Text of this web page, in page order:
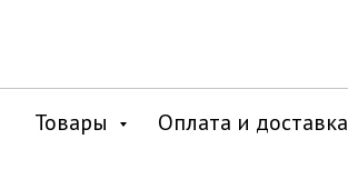
Товары Оплата и доставка